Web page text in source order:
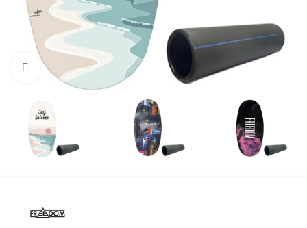
Нажмите, чтобы увеличить